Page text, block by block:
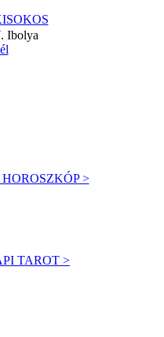
Ibolya
>
TAROT >